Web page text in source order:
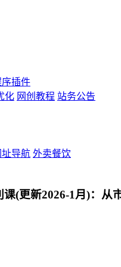
序插件
化 网创教程 站务公告
址导航 外卖餐饮
课(更新2026-1月)：